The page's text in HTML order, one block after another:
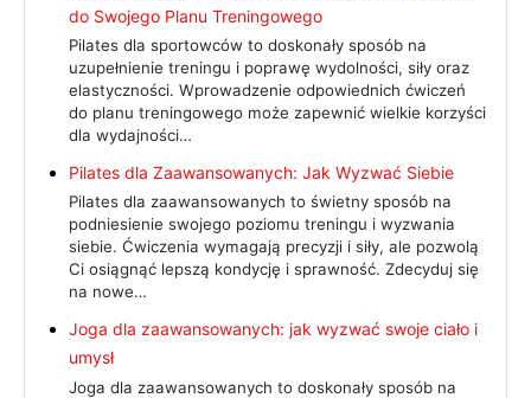
do Swojego Planu Treningowego
Pilates dla sportowców to doskonały sposób na
uzupełnienie treningu i poprawę wydolności, siły oraz
elastyczności. Wprowadzenie odpowiednich ćwiczeń
do planu treningowego może zapewnić wielkie korzyści
dla wydajności…
Pilates dla Zaawansowanych: Jak Wyzwać Siebie
Pilates dla zaawansowanych to świetny sposób na
podniesienie swojego poziomu treningu i wyzwania
siebie. Ćwiczenia wymagają precyzji i siły, ale pozwolą
Ci osiągnąć lepszą kondycję i sprawność. Zdecyduj się
na nowe…
Joga dla zaawansowanych: jak wyzwać swoje ciało i
umysł
Joga dla zaawansowanych to doskonały sposób na